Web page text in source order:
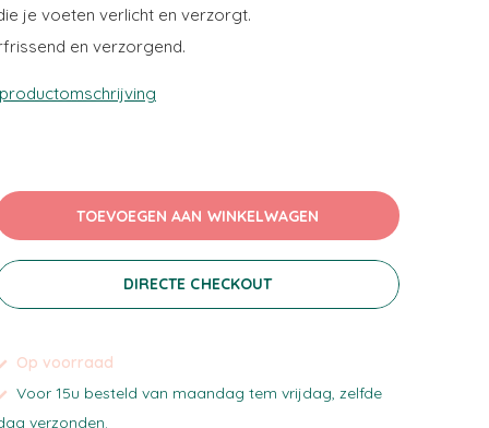
je voeten verlicht en verzorgt.
en verzorgend.
TOEVOEGEN AAN WINKELWAGEN
DIRECTE CHECKOUT
Op voorraad
Voor 15u besteld van maandag tem vrijdag, zelfde
verzonden.